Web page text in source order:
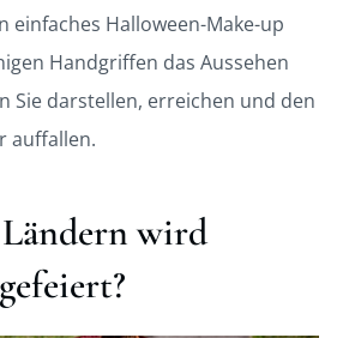
einfaches Halloween-Make-up
Handgriffen das Aussehen
Sie darstellen, erreichen und den
auffallen.
wird